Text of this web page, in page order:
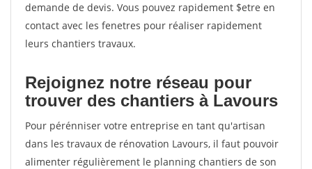
demande de devis. Vous pouvez rapidement $etre en
contact avec les fenetres pour réaliser rapidement
leurs chantiers travaux.
Rejoignez notre réseau pour
trouver des chantiers à Lavours
Pour pérénniser votre entreprise en tant qu'artisan
dans les travaux de rénovation Lavours, il faut pouvoir
alimenter régulièrement le planning chantiers de son